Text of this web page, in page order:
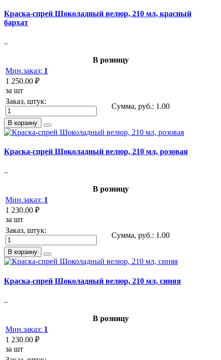
Краска-спрей Шоколадный велюр, 210 мл, красный
бархат
..
В розницу
Мин.заказ: 1
1 250.00 ₽
за шт
Заказ, штук:
Сумма, руб.: 1.00
В корзину
Краска-спрей Шоколадный велюр, 210 мл, розовая
..
В розницу
Мин.заказ: 1
1 230.00 ₽
за шт
Заказ, штук:
Сумма, руб.: 1.00
В корзину
Краска-спрей Шоколадный велюр, 210 мл, синяя
..
В розницу
Мин.заказ: 1
1 230.00 ₽
за шт